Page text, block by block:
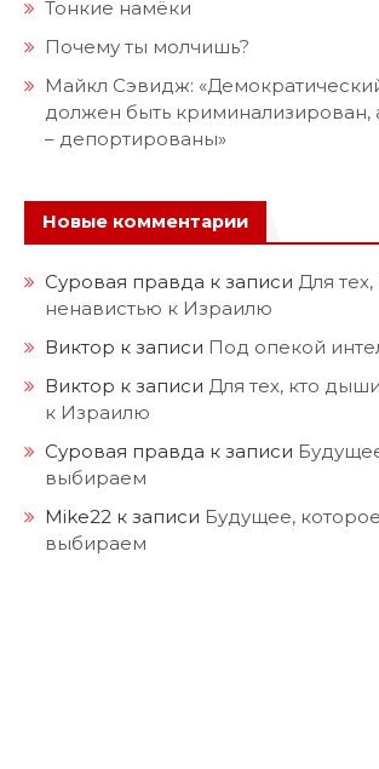
Тонкие намёки
Почему ты молчишь?
Майкл Сэвидж:
должен быть криминализирован,
– депортированы»
Новые комментарии
Суровая правда к записи Для
ненавистью к Израилю
Виктор к записи Под опекой
Виктор к записи Для тех, кто
к Израилю
Суровая правда к записи
выбираем
Mike22 к записи Будущее,
выбираем